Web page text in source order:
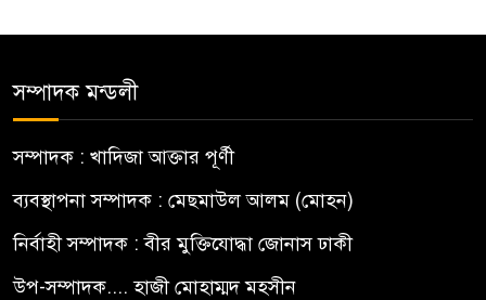
সম্পাদক মন্ডলী
সম্পাদক : খাদিজা আক্তার পূর্ণী
ব্যবস্থাপনা সম্পাদক : মেছমাউল আলম (মোহন)
নির্বাহী সম্পাদক : বীর মুক্তিযোদ্ধা জোনাস ঢাকী
উপ-সম্পাদক.... হাজী মোহাম্মদ মহসীন